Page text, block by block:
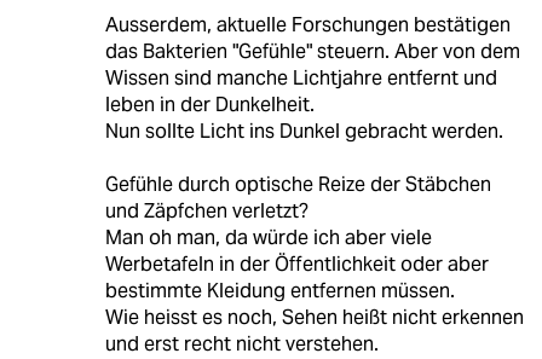
Ausserdem, aktuelle Forschungen bestätigen
das Bakterien "Gefühle" steuern. Aber von dem
Wissen sind manche Lichtjahre entfernt und
leben in der Dunkelheit.
Nun sollte Licht ins Dunkel gebracht werden.
Gefühle durch optische Reize der Stäbchen
und Zäpfchen verletzt?
Man oh man, da würde ich aber viele
Werbetafeln in der Öffentlichkeit oder aber
bestimmte Kleidung entfernen müssen.
Wie heisst es noch, Sehen heißt nicht erkennen
und erst recht nicht verstehen.